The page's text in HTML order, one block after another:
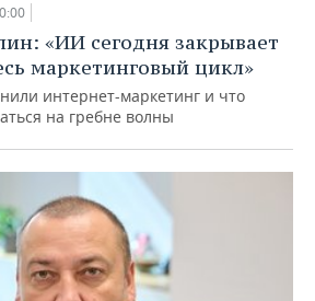
«ИИ сегодня закрывает
маркетинговый цикл»
интернет-маркетинг и что
на гребне волны